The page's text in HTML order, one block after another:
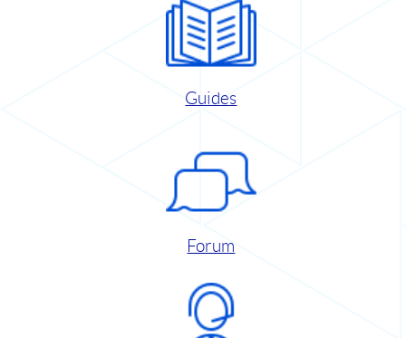
Guides
Forum